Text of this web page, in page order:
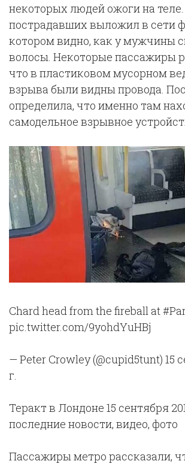
некоторых людей ожоги на
пострадавших выложил в сети
котором видно, как у мужчины
волосы. Некоторые пассажиры
что в пластиковом мусорном
взрыва были видны провода.
определила, что именно там
самодельное взрывное
Chard head from the fireball at
pic.twitter.com/9yohdYuHBj
— Peter Crowley (@cupid5tunt) 15
г.
Теракт в Лондоне 15 сентября
последние новости, видео, фото
Пассажиры метро рассказали,